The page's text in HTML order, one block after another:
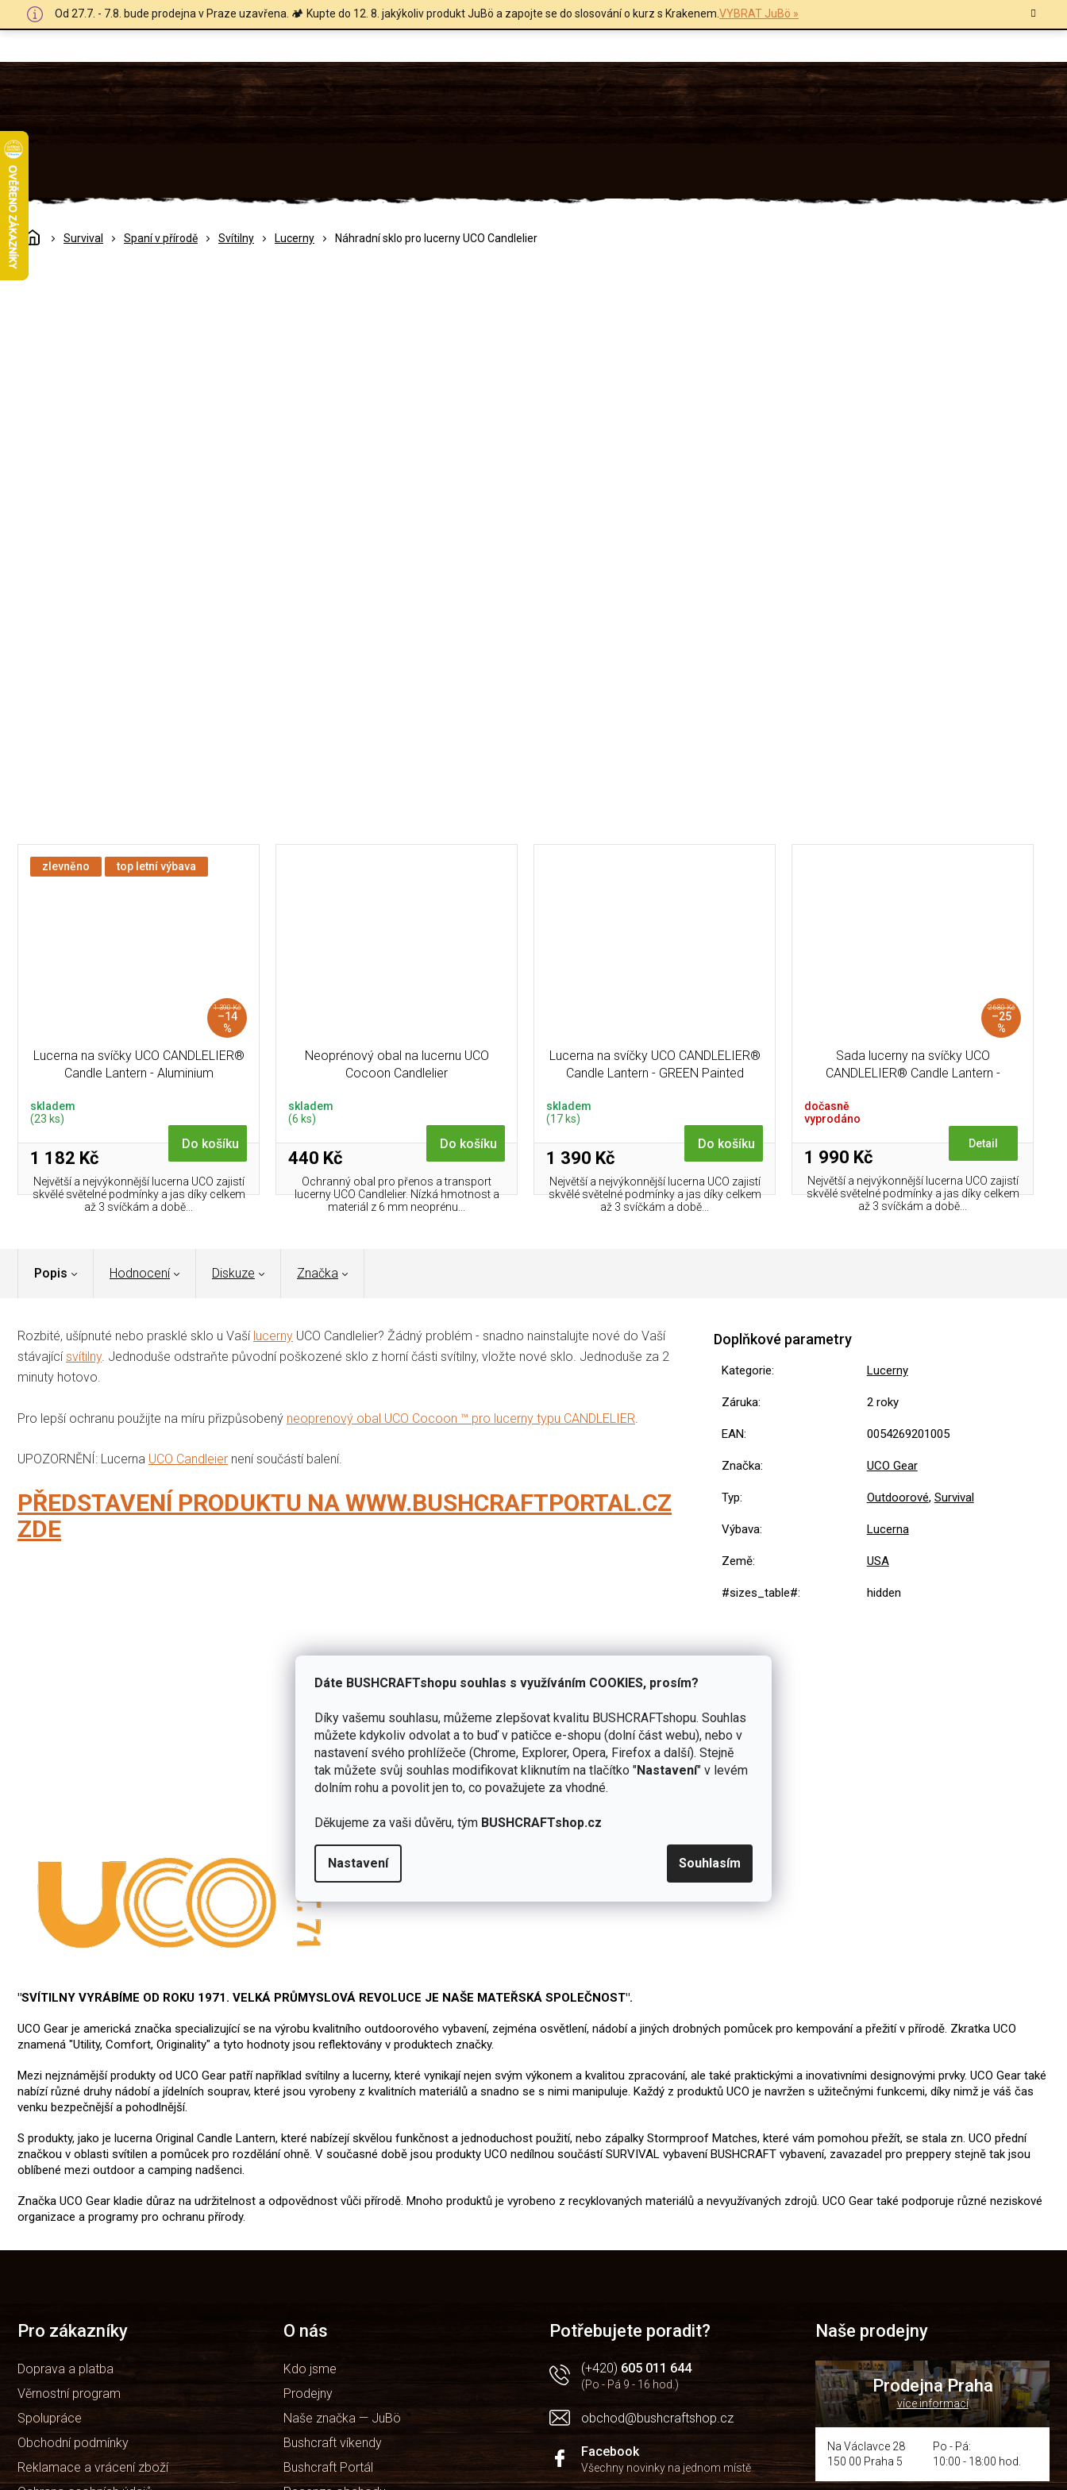
Dáte BUSHCRAFTshopu souhlas s využíváním COOKIES, prosím?
Díky vašemu souhlasu, můžeme zlepšovat kvalitu BUSHCRAFTshopu. Souhlas
můžete kdykoliv odvolat a to buď v patičce e-shopu (dolní část webu), nebo v
nastavení svého prohlížeče (Chrome, Explorer, Opera, Firefox a další). Stejně
tak můžete svůj souhlas modifikovat kliknutím na tlačítko "Nastavení" v levém
dolním rohu a povolit jen to, co považujete za vhodné.
Děkujeme za vaši důvěru, tým BUSHCRAFTshop.cz
Nastavení Souhlasím
Od 27.7. - 7.8. bude prodejna v Praze uzavřena. 🏕️ Kupte do 12. 8. jakýkoliv produkt JuBö a zapojte se do slosování o kurz s Krakenem.VYBRAT JuBö »
DomůSurvival Spaní v přírodě Svítilny Lucerny Náhradní sklo pro lucerny UCO Candlelier
zlevněno top letní výbava
1 390 Kč
–14
%
Lucerna na svíčky UCO CANDLELIER®
Candle Lantern - Aluminium
skladem
(23 ks)
1 182 Kč
Do košíku
Největší a nejvýkonnější lucerna UCO zajistí
skvělé světelné podmínky a jas díky celkem
až 3 svíčkám a době...
Neoprénový obal na lucernu UCO
Cocoon Candlelier
skladem
(6 ks)
440 Kč
Do košíku
Ochranný obal pro přenos a transport
lucerny UCO Candlelier. Nízká hmotnost a
materiál z 6 mm neoprénu...
Lucerna na svíčky UCO CANDLELIER®
Candle Lantern - GREEN Painted
skladem
(17 ks)
1 390 Kč
Do košíku
Největší a nejvýkonnější lucerna UCO zajistí
skvělé světelné podmínky a jas díky celkem
až 3 svíčkám a době...
2 680 Kč
–25
%
Sada lucerny na svíčky UCO
CANDLELIER® Candle Lantern -
vosku UCO 12-Hour BeesWax Candles
dočasně
vyprodáno
1 990 Kč
Detail
Největší a nejvýkonnější lucerna UCO zajistí
skvělé světelné podmínky a jas díky celkem
až 3 svíčkám a době...
Popis Hodnocení Diskuze Značka
Rozbité, ušípnuté nebo prasklé sklo u Vaší lucerny UCO Candlelier? Žádný problém - snadno nainstalujte nové do Vaší
stávajícísvítilny. Jednoduše odstraňte původní poškozené sklo z horní části svítilny, vložte nové sklo. Jednoduše za 2
minuty hotovo.
Pro lepší ochranu použijte na míru přizpůsobený neoprenový obal UCO Cocoon ™ pro lucerny typu CANDLELIER.
UPOZORNĚNÍ: Lucerna UCO Candleier není součástí balení.
PŘEDSTAVENÍ PRODUKTU NA WWW.BUSHCRAFTPORTAL.CZ
ZDE
Doplňkové parametry
Kategorie: Lucerny
Záruka: 2 roky
EAN: 0054269201005
Značka: UCO Gear
Typ: Outdoorové, Survival
Výbava: Lucerna
Země: USA
#sizes_table#: hidden
"SVÍTILNY VYRÁBÍME OD ROKU 1971. VELKÁ PRŮMYSLOVÁ REVOLUCE JE NAŠE MATEŘSKÁ SPOLEČNOST".
UCO Gear je americká značka specializující se na výrobu kvalitního outdoorového vybavení, zejména osvětlení, nádobí a jiných drobných pomůcek pro kempování a přežití v přírodě. Zkratka UCO
znamená "Utility, Comfort, Originality" a tyto hodnoty jsou reflektovány v produktech značky.
Mezi nejznámější produkty od UCO Gear patří například svítilny a lucerny, které vynikají nejen svým výkonem a kvalitou zpracování, ale také praktickými a inovativními designovými prvky. UCO Gear také
nabízí různé druhy nádobí a jídelních souprav, které jsou vyrobeny z kvalitních materiálů a snadno se s nimi manipuluje. Každý z produktů UCO je navržen s užitečnými funkcemi, díky nimž je váš čas
venku bezpečnější a pohodlnější.
S produkty, jako je lucerna Original Candle Lantern, které nabízejí skvělou funkčnost a jednoduchost použití, nebo zápalky Stormproof Matches, které vám pomohou přežít, se stala zn. UCO přední
značkou v oblasti svítilen a pomůcek pro rozdělání ohně. V současné době jsou produkty UCO nedílnou součástí SURVIVAL vybavení BUSHCRAFT vybavení, zavazadel pro preppery stejně tak jsou
oblíbené mezi outdoor a camping nadšenci.
Značka UCO Gear kladie důraz na udržitelnost a odpovědnost vůči přírodě. Mnoho produktů je vyrobeno z recyklovaných materiálů a nevyužívaných zdrojů. UCO Gear také podporuje různé neziskové
organizace a programy pro ochranu přírody.
Pro zákazníky
Doprava a platba
Věrnostní program
Spolupráce
Obchodní podmínky
Reklamace a vrácení zboží
O nás
Kdo jsme
Prodejny
Naše značka — JuBö
Bushcraft víkendy
Bushcraft Portál
Potřebujete poradit?
(+420) 605 011 644
(Po - Pá 9 - 16 hod.)
obchod@bushcraftshop.cz
Facebook
Všechny novinky na jednom místě
Naše prodejny
Prodejna Praha
více informací
Na Václavce 28
150 00 Praha 5
Po - Pá:
10:00 - 18:00 hod.